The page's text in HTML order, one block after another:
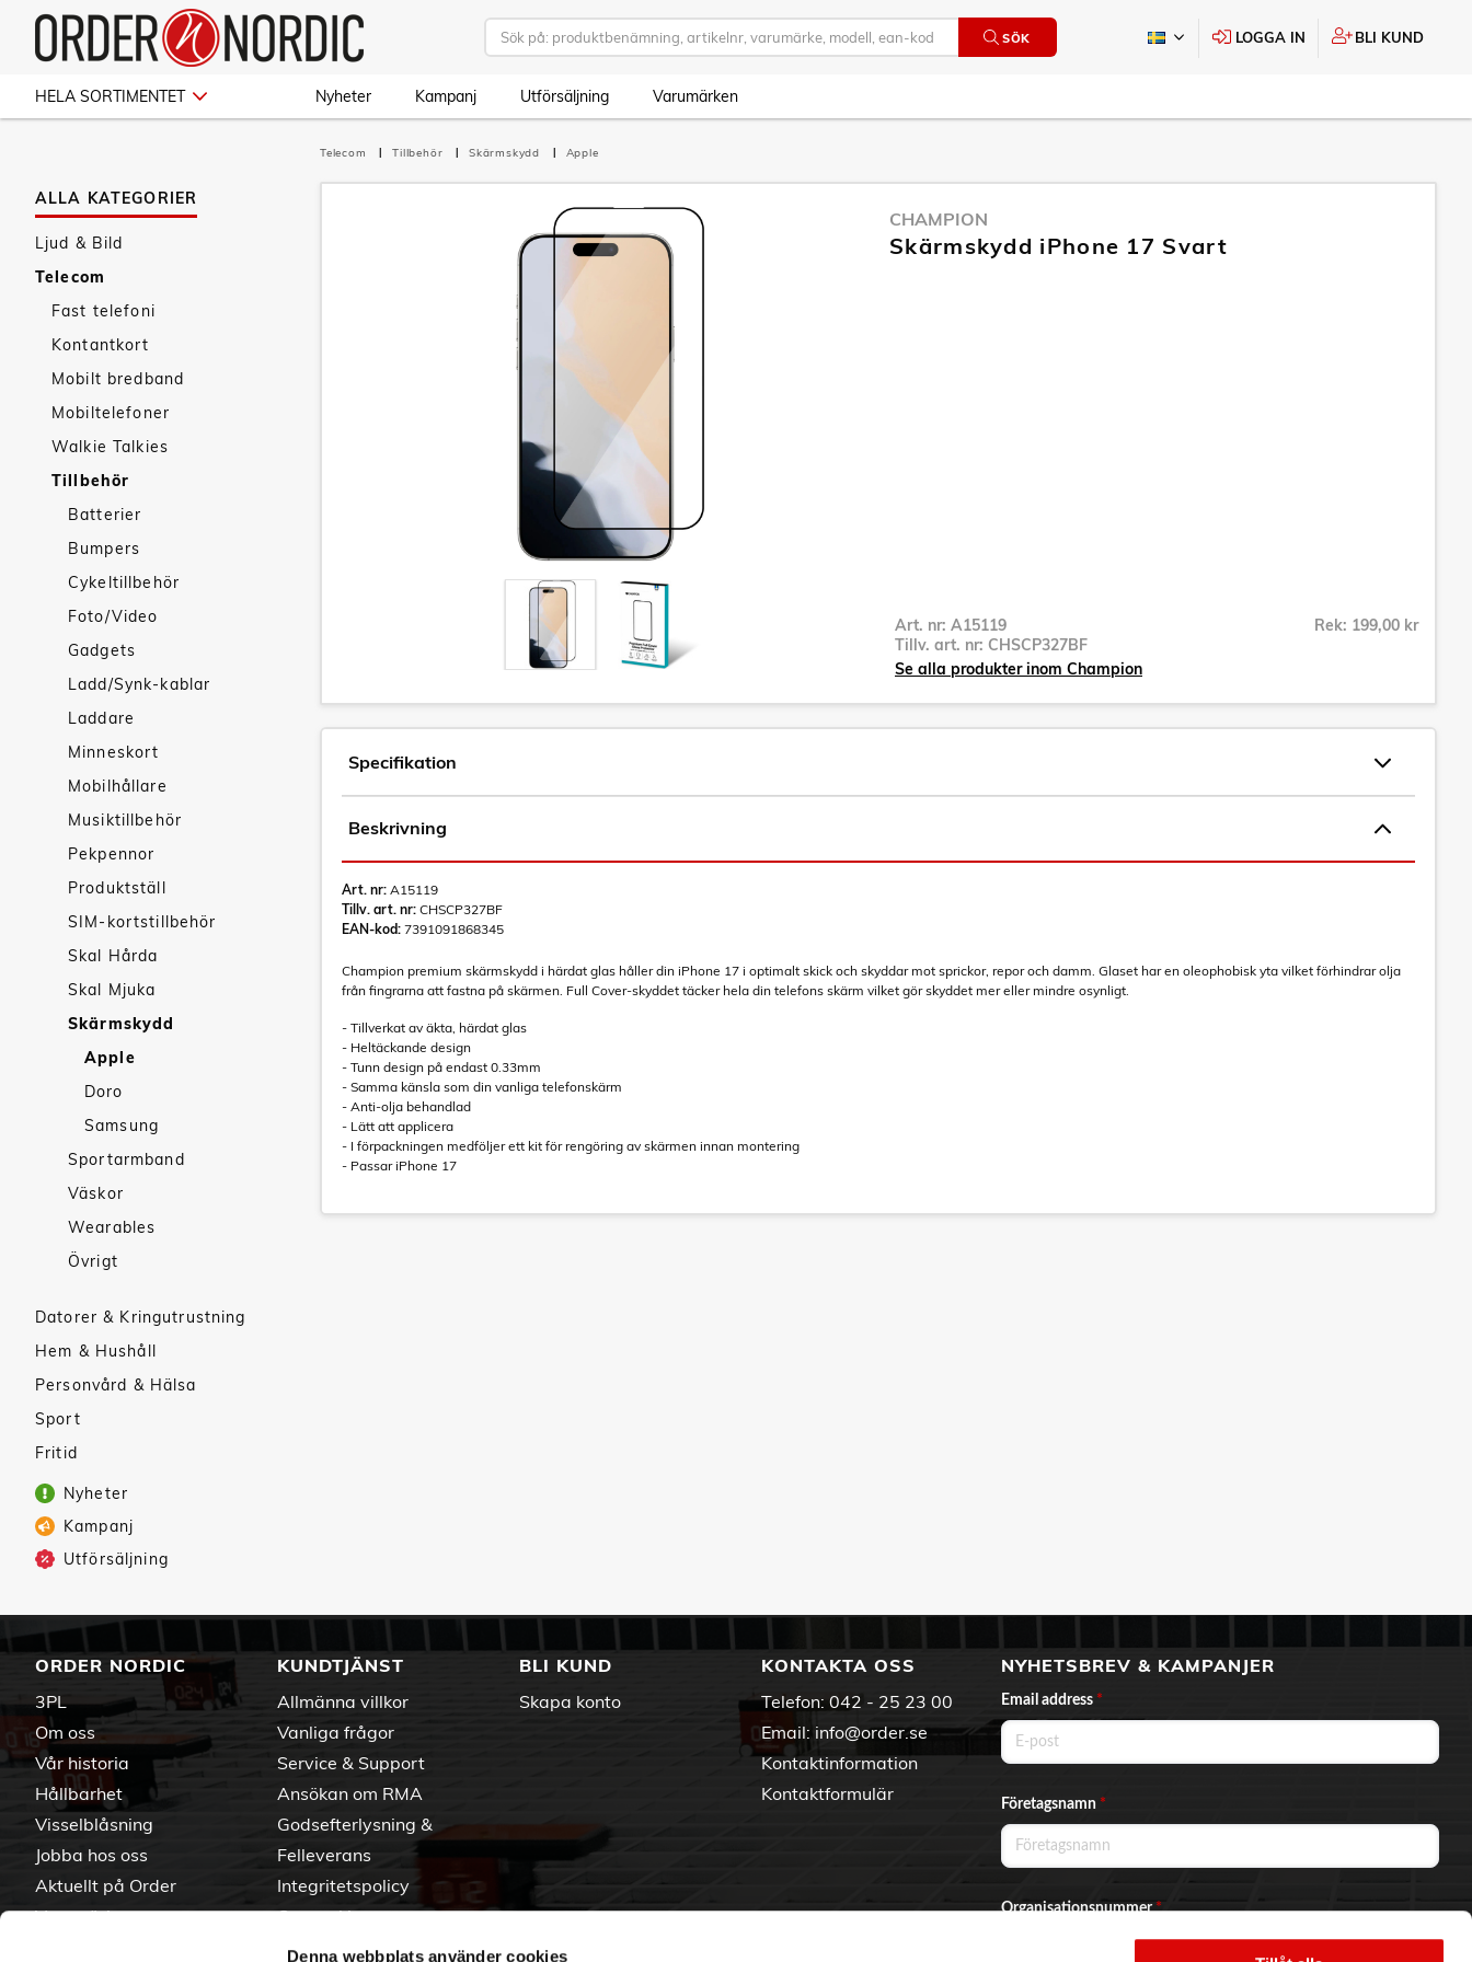
Denna webbplats använder cookies
SÖK LOGGA IN BLI KUND
HELA SORTIMENTET Nyheter Kampanj Utförsäljning Varumärken
ALLA KATEGORIER
Ljud & Bild
Telecom
Fast telefoni
Kontantkort
Mobilt bredband
Mobiltelefoner
Walkie Talkies
Tillbehör
Batterier
Bumpers
Cykeltillbehör
Foto/Video
Gadgets
Ladd/Synk-kablar
Laddare
Minneskort
Mobilhållare
Musiktillbehör
Pekpennor
Produktställ
SIM-kortstillbehör
Skal Hårda
Skal Mjuka
Skärmskydd
Apple
Doro
Samsung
Sportarmband
Väskor
Wearables
Övrigt
Datorer & Kringutrustning
Hem & Hushåll
Personvård & Hälsa
Sport
Fritid
Nyheter
Kampanj
Utförsäljning
Telecom Tillbehör Skärmskydd Apple
CHAMPION
Skärmskydd iPhone 17 Svart
Art. nr: A15119
Tillv. art. nr: CHSCP327BF
Rek: 199,00 kr
Se alla produkter inom Champion
Specifikation
Beskrivning
Art. nr: A15119
Tillv. art. nr: CHSCP327BF
EAN-kod: 7391091868345
Champion premium skärmskydd i härdat glas håller din iPhone 17 i optimalt skick och skyddar mot sprickor, repor och damm. Glaset har en oleophobisk yta vilket förhindrar olja
från fingrarna att fastna på skärmen. Full Cover-skyddet täcker hela din telefons skärm vilket gör skyddet mer eller mindre osynligt.
- Tillverkat av äkta, härdat glas
- Heltäckande design
- Tunn design på endast 0.33mm
- Samma känsla som din vanliga telefonskärm
- Anti-olja behandlad
- Lätt att applicera
- I förpackningen medföljer ett kit för rengöring av skärmen innan montering
- Passar iPhone 17
ORDER NORDIC
3PL
Om oss
Vår historia
Hållbarhet
Visselblåsning
Jobba hos oss
Aktuellt på Order
Varumärken
KUNDTJÄNST
Allmänna villkor
Vanliga frågor
Service & Support
Ansökan om RMA
Godsefterlysning &
Felleverans
Integritetspolicy
Om cookies
BLI KUND
Skapa konto
KONTAKTA OSS
Telefon: 042 - 25 23 00
Email: info@order.se
Kontaktinformation
Kontaktformulär
NYHETSBREV & KAMPANJER
Email address *
Företagsnamn *
Organisationsnummer*